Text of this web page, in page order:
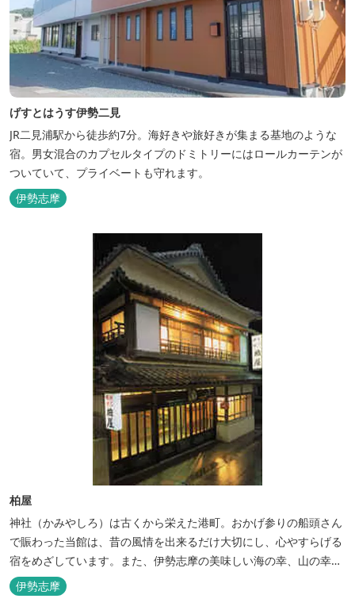
げすとはうす伊勢二見
JR二見浦駅から徒歩約7分。海好きや旅好きが集まる基地のような
宿。男女混合のカプセルタイプのドミトリーにはロールカーテンが
ついていて、プライベートも守れます。
伊勢志摩
柏屋
神社（かみやしろ）は古くから栄えた港町。おかげ参りの船頭さん
で賑わった当館は、昔の風情を出来るだけ大切にし、心やすらげる
宿をめざしています。また、伊勢志摩の美味しい海の幸、山の幸を
低価格でお楽しみください。
伊勢志摩